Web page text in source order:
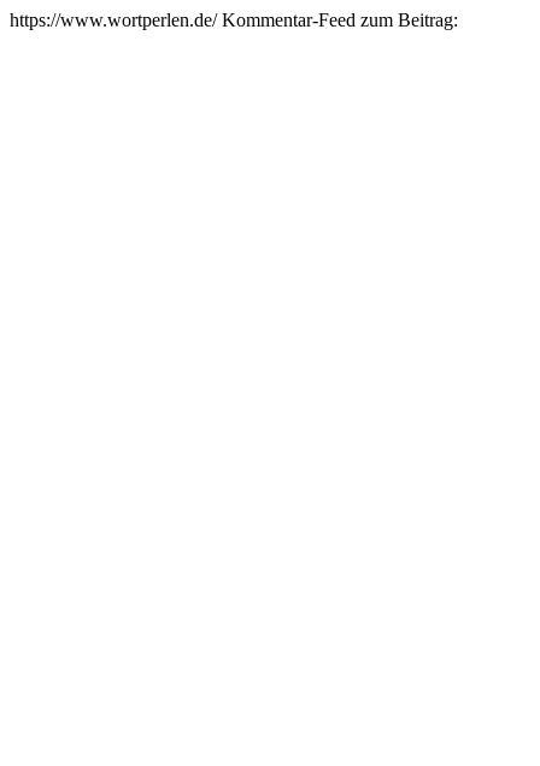
https://www.wortperlen.de/Kommentar-Feed zum Beitrag: